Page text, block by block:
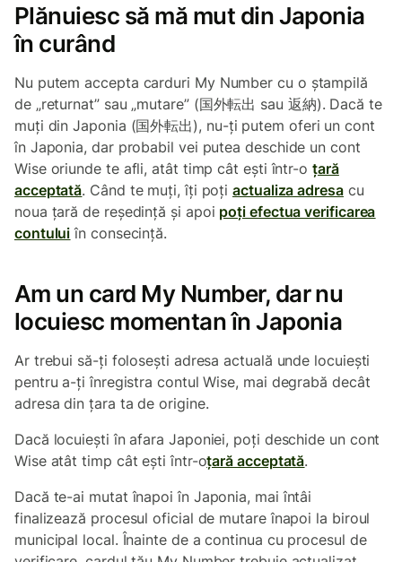
Plănuiesc să mă mut din Japonia
în curând
Nu putem accepta carduri My Number cu o ștampilă
de „returnat” sau „mutare” (国外転出 sau 返納). Dacă te
muți din Japonia (国外転出), nu-ți putem oferi un cont
în Japonia, dar probabil vei putea deschide un cont
Wise oriunde te afli, atât timp cât ești într-o țară
acceptată. Când te muți, îți poțiactualiza adresacu
noua țară de reședință și apoi poți efectua verificarea
contului în consecință.
Am un card My Number, dar nu
locuiesc momentan în Japonia
Ar trebui să-ți folosești adresa actuală unde locuiești
pentru a-ți înregistra contul Wise, mai degrabă decât
adresa din țara ta de origine.
Dacă locuiești în afara Japoniei, poți deschide un cont
Wise atât timp cât ești într-oțară acceptată.
Dacă te-ai mutat înapoi în Japonia, mai întâi
finalizează procesul oficial de mutare înapoi la biroul
municipal local. Înainte de a continua cu procesul de